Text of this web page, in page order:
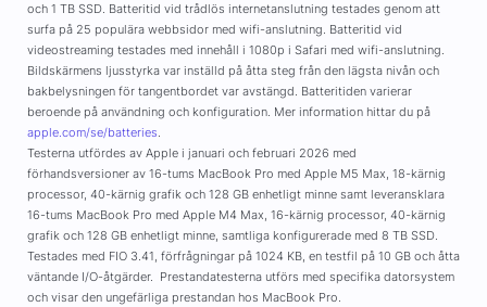
och 1 TB SSD. Batteritid vid trådlös internetanslutning testades genom att
surfa på 25 populära webbsidor med wifi-anslutning. Batteritid vid
videostreaming testades med innehåll i 1080p i Safari med wifi-anslutning.
Bildskärmens ljusstyrka var inställd på åtta steg från den lägsta nivån och
bakbelysningen för tangentbordet var avstängd. Batteritiden varierar
beroende på användning och konfiguration. Mer information hittar du på
apple.com/se/batteries.
Testerna utfördes av Apple i januari och februari 2026 med
förhandsversioner av 16-tums MacBook Pro med Apple M5 Max, 18-kärnig
processor, 40-kärnig grafik och 128 GB enhetligt minne samt leveransklara
16-tums MacBook Pro med Apple M4 Max, 16-kärnig processor, 40-kärnig
grafik och 128 GB enhetligt minne, samtliga konfigurerade med 8 TB SSD.
Testades med FIO 3.41, förfrågningar på 1024 KB, en testfil på 10 GB och åtta
väntande I/O-åtgärder. Prestandatesterna utförs med specifika datorsystem
och visar den ungefärliga prestandan hos MacBook Pro.